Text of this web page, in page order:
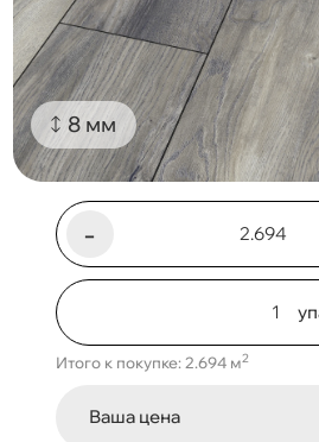
-
Итого к покупке: 2.694 м2
Ваша цена
8 мм